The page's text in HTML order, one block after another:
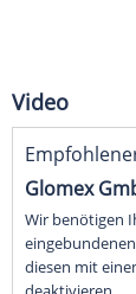
Video
Glomex
Wir benötigen
diesen mit